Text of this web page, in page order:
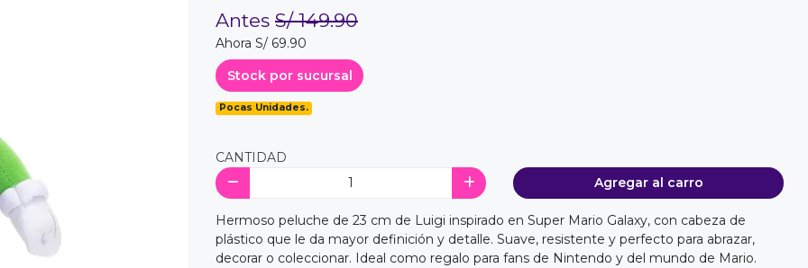
Antes S/ 149.90
Ahora S/ 69.90
Stock por sucursal
Pocas Unidades.
CANTIDAD
Agregar al carro
Hermoso peluche de 23 cm de Luigi inspirado en Super Mario Galaxy, con cabeza de
plástico que le da mayor definición y detalle. Suave, resistente y perfecto para abrazar,
decorar o coleccionar. Ideal como regalo para fans de Nintendo y del mundo de Mario.